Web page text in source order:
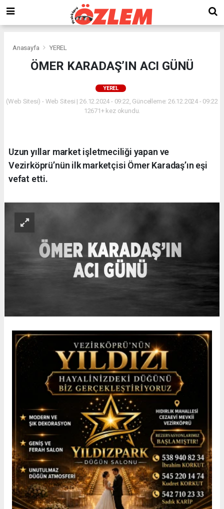
Anasayfa YEREL
ÖMER KARADAŞ’IN ACI GÜNÜ
YEREL
(Web Sitesi) - Web Sitesi | 26.12.2024 - 09:22, Güncelleme: 26.12.2024 - 09:22
12671+ kez okundu.
Uzun yıllar market işletmeciliği yapan ve
Vezirköprü’nün ilk marketçisi Ömer Karadaş’ın eşi
vefat etti.